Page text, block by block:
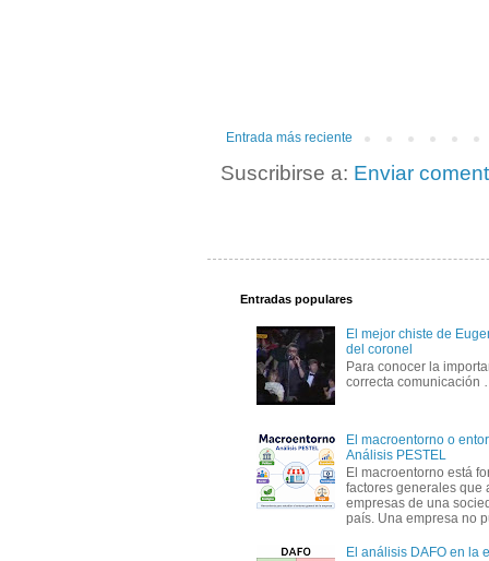
Entrada más reciente
Suscribirse a: Enviar
Entradas populares
El mejor chiste de
del coronel
Para conocer la
correcta
El macroentorno o
Análisis PESTEL
El macroentorno está
factores generales que
empresas de una
país. Una empresa no
El análisis DAFO en la